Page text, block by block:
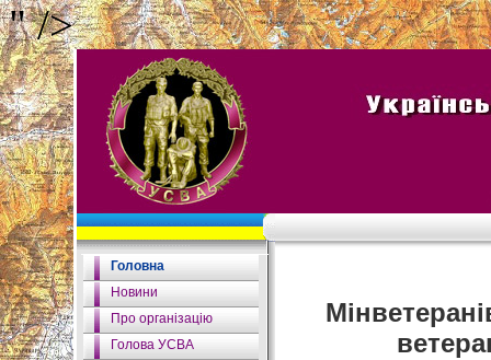
" />
Головна
Новини
Про організацію
Голова УСВА